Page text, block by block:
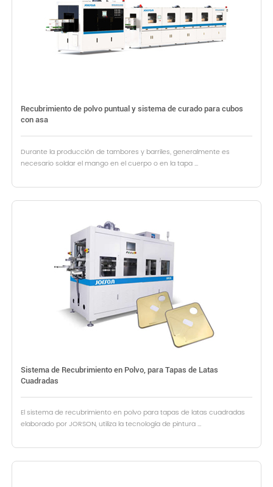
Recubrimiento de polvo puntual y sistema de curado para cubos
con asa
Durante la producción de tambores y barriles, generalmente es
necesario soldar el mango en el cuerpo o en la tapa ...
Sistema de Recubrimiento en Polvo, para Tapas de Latas
Cuadradas
El sistema de recubrimiento en polvo para tapas de latas cuadradas
elaborado por JORSON, utiliza la tecnología de pintura ...